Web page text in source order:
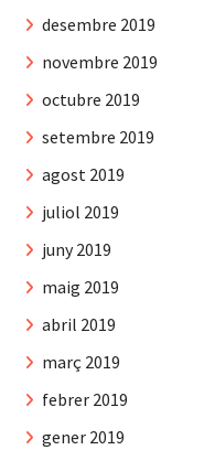
desembre 2019
novembre 2019
octubre 2019
setembre 2019
agost 2019
juliol 2019
juny 2019
maig 2019
abril 2019
març 2019
febrer 2019
gener 2019